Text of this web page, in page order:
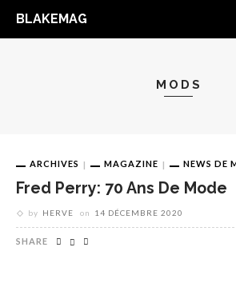
BLAKEMAG
MODS
ARCHIVES MAGAZINE NEWS DE
Fred Perry: 70 Ans De Mode
by HERVE on 14 DÉCEMBRE 2020
SHARE